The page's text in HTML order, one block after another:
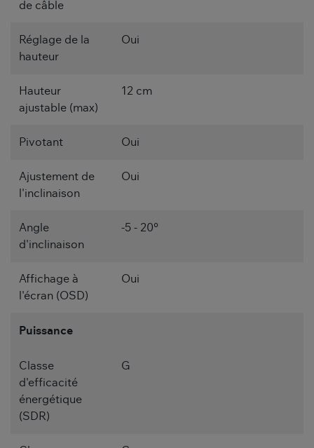
de câble
Réglage de la
hauteur
Oui
Hauteur
ajustable (max)
12 cm
Pivotant Oui
Ajustement de
l'inclinaison
Oui
Angle
d'inclinaison
-5 - 20°
Affichage à
l'écran (OSD)
Oui
Puissance
Classe
d'efficacité
énergétique
(SDR)
G